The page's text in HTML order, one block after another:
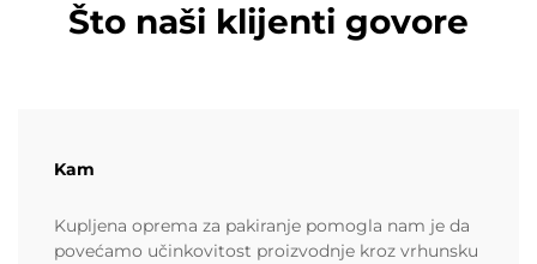
Što naši klijenti govore
Kam
Kupljena oprema za pakiranje pomogla nam je da
povećamo učinkovitost proizvodnje kroz vrhunsku